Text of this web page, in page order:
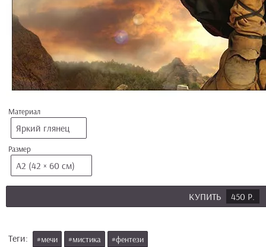
Материал
Яркий глянец
Размер
А2 (42 × 60 см)
КУПИТЬ 450 Р.
Теги: #мечи #мистика #фентези